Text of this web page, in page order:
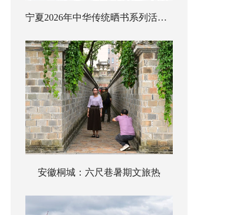
宁夏2026年中华传统晒书系列活动启幕
安徽桐城：六尺巷暑期文旅热